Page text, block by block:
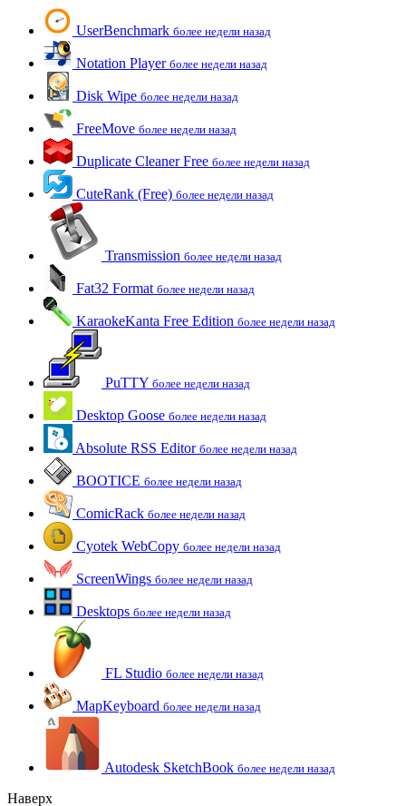
UserBenchmark более недели назад
Notation Player более недели назад
Disk Wipe более недели назад
FreeMove более недели назад
Duplicate Cleaner Free более недели назад
CuteRank (Free) более недели назад
Transmission более недели назад
Fat32 Format более недели назад
KaraokeKanta Free Edition более недели назад
PuTTY более недели назад
Desktop Goose более недели назад
Absolute RSS Editor более недели назад
BOOTICE более недели назад
ComicRack более недели назад
Cyotek WebCopy более недели назад
ScreenWings более недели назад
Desktops более недели назад
FL Studio более недели назад
MapKeyboard более недели назад
Autodesk SketchBook более недели назад
Наверх